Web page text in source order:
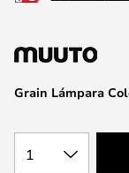
de
Grain Lámpara
1